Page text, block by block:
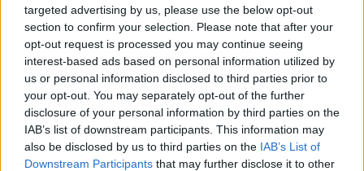
targeted advertising by us, please use the below opt-out
section to confirm your selection. Please note that after your
opt-out request is processed you may continue seeing
interest-based ads based on personal information utilized by
us or personal information disclosed to third parties prior to
your opt-out. You may separately opt-out of the further
disclosure of your personal information by third parties on the
IAB’s list of downstream participants. This information may
also be disclosed by us to third parties on the IAB’s List of
Downstream Participants that may further disclose it to other